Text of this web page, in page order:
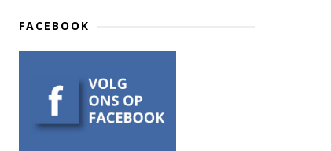
FACEBOOK